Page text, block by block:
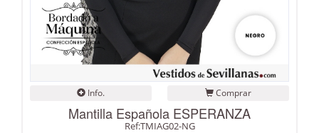
Info. Comprar
Mantilla Española ESPERANZA
Ref:TMIAG02-NG